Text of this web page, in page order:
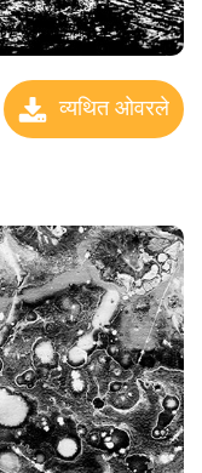
व्यथित ओवरले